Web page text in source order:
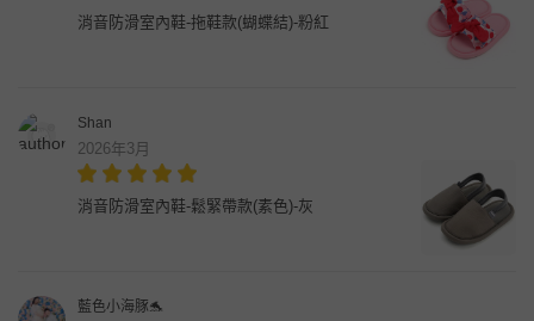
消音防滑室內鞋-拖鞋款(蝴蝶結)-粉紅
Shan
2026年3月
消音防滑室內鞋-鬆緊帶款(素色)-灰
藍色小海豚🐬